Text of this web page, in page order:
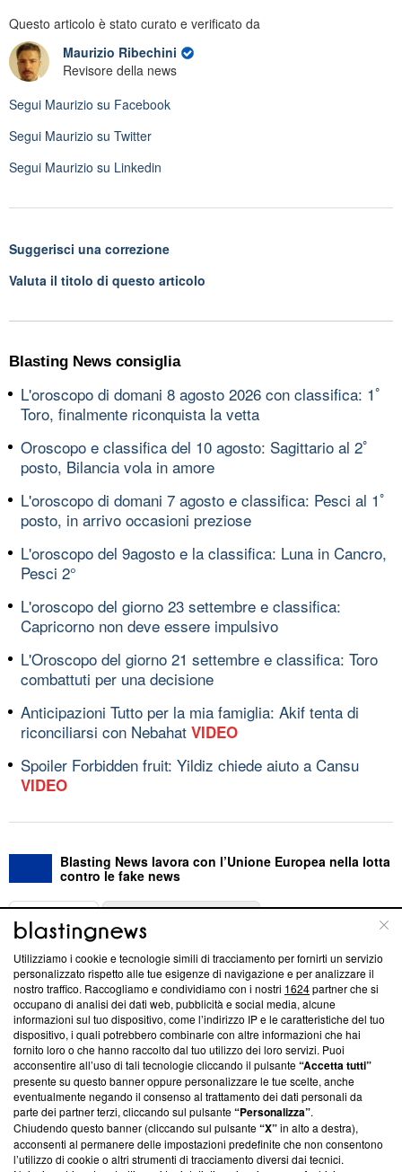
Questo articolo è stato curato e verificato da
Maurizio Ribechini
Revisore della news
Segui Maurizio su Facebook
Segui Maurizio su Twitter
Segui Maurizio su Linkedin
Suggerisci una correzione
Valuta il titolo di questo articolo
Blasting News consiglia
L'oroscopo di domani 8 agosto 2026 con classifica: 1ﾟ
Toro, finalmente riconquista la vetta
Oroscopo e classifica del 10 agosto: Sagittario al 2ﾟ
posto, Bilancia vola in amore
L'oroscopo di domani 7 agosto e classifica: Pesci al 1ﾟ
posto, in arrivo occasioni preziose
L'oroscopo del 9agosto e la classifica: Luna in Cancro,
Pesci 2°
L'oroscopo del giorno 23 settembre e classifica:
Capricorno non deve essere impulsivo
L'Oroscopo del giorno 21 settembre e classifica: Toro
combattuti per una decisione
Anticipazioni Tutto per la mia famiglia: Akif tenta di
riconciliarsi con Nebahat VIDEO
Spoiler Forbidden fruit: Yildiz chiede aiuto a Cansu
VIDEO
Blasting News lavora con l’Unione Europea nella lotta
contro le fake news
ABOUT
Questa sezione offre informazioni trasparenti su Blasting
News, sui nostri processi editoriali e su come ci impegniamo a
creare news di qualità. Inoltre, afferma la nostra aderenza a
‘Trust Project - News with Integrity’Blasting News non è
ancora membro del programma, ma ha richiesto di farne
parte; Trust Project non ha ancora effettuato una verifica di
conformità agli standard.
Su di noi
Team editoriale
Utilizziamo i cookie e tecnologie simili di tracciamento per fornirti un servizio
personalizzato rispetto alle tue esigenze di navigazione e per analizzare il
nostro traffico. Raccogliamo e condividiamo con i nostri 1624partner che si
occupano di analisi dei dati web, pubblicità e social media, alcune
informazioni sul tuo dispositivo, come l’indirizzo IP e le caratteristiche del tuo
dispositivo, i quali potrebbero combinarle con altre informazioni che hai
fornito loro o che hanno raccolto dal tuo utilizzo dei loro servizi. Puoi
acconsentire all’uso di tali tecnologie cliccando il pulsante“Accetta tutti”
presente su questo banner oppure personalizzare le tue scelte, anche
eventualmente negando il consenso al trattamento dei dati personali da
parte dei partner terzi, cliccando sul pulsante“Personalizza”.
Chiudendo questo banner (cliccando sul pulsante“X”in alto a destra),
acconsenti al permanere delle impostazioni predefinite che non consentono
l’utilizzo di cookie o altri strumenti di tracciamento diversi dai tecnici.